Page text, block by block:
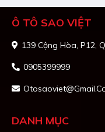
Ô TÔ SAO VIỆT
139 Cộng Hòa, P12,
0905399999
DANH MỤC